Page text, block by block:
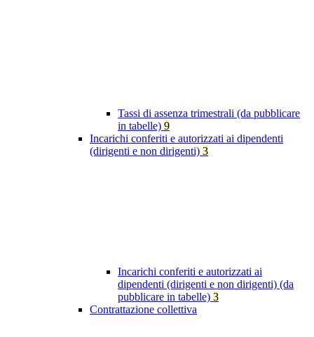
Tassi di assenza trimestrali (da pubblicare
in tabelle) 9
Incarichi conferiti e autorizzati ai dipendenti
(dirigenti e non dirigenti) 3
Incarichi conferiti e autorizzati ai
dipendenti (dirigenti e non dirigenti) (da
pubblicare in tabelle) 3
Contrattazione collettiva